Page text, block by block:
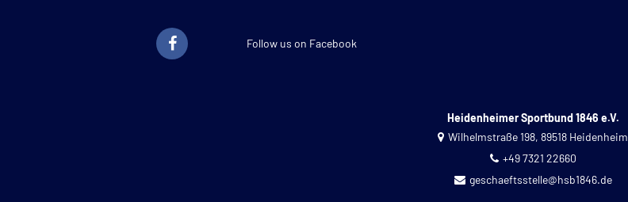
Follow us on Facebook
Heidenheimer Sportbund 1846 e.V.
Wilhelmstraße 198, 89518 Heidenheim
+49 7321 22660
geschaeftsstelle@hsb1846.de